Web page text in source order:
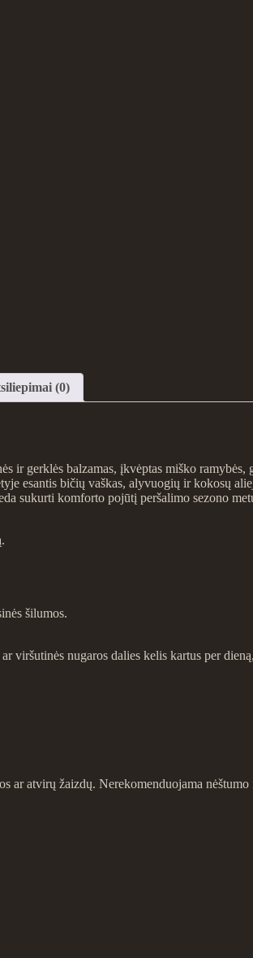
(0)
ir gerklės balzamas, įkvėptas miško
esantis bičių vaškas, alyvuogių ir kokosų
sukurti komforto pojūtį peršalimo sezono
šilumos.
viršutinės nugaros dalies kelis kartus per
ar atvirų žaizdų. Nerekomenduojama